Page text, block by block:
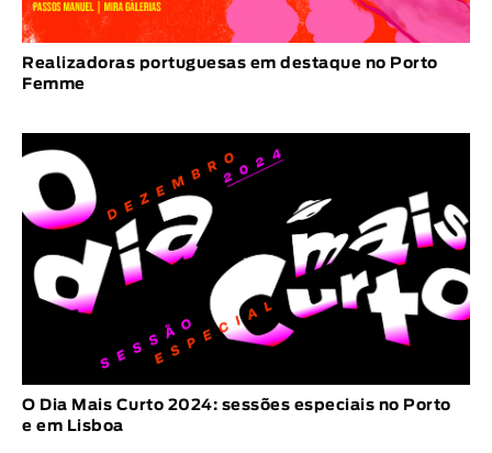
Realizadoras portuguesas em destaque no Porto
Femme
O Dia Mais Curto 2024: sessões especiais no Porto
e em Lisboa